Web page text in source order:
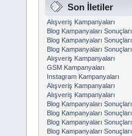
Son İletiler
Alışveriş Kampanyaları
Blog Kampanyaları Sonuçları
Blog Kampanyaları Sonuçları
Blog Kampanyaları Sonuçları
Alışveriş Kampanyaları
GSM Kampanyaları
Instagram Kampanyaları
Alışveriş Kampanyaları
Alışveriş Kampanyaları
Blog Kampanyaları Sonuçları
Blog Kampanyaları Sonuçları
Blog Kampanyaları Sonuçları
Blog Kampanyaları Sonuçları